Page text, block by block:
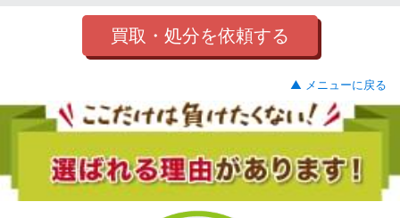
買取・処分を依頼する
▲ メニューに戻る